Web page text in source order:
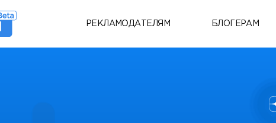
РЕКЛАМОДАТЕЛЯМ БЛОГЕРАМ